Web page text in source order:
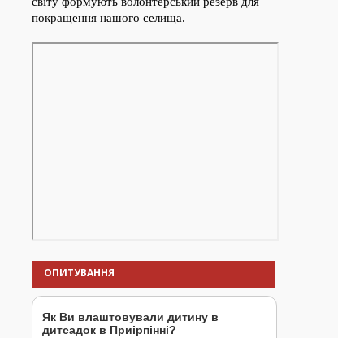
ОПИТУВАННЯ
Як Ви влаштовували дитину в
дитсадок в Приірпінні?